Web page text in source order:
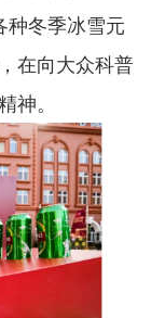
冬季冰雪元
在向大众科普
神。